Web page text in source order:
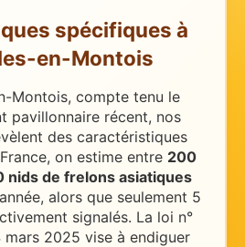
spécifiques à
en-Montois
Montois, compte tenu le
pavillonnaire récent, nos
des caractéristiques
on estime entre 200
de frelons asiatiques
alors que seulement 5
signalés. La loi n°
2025 vise à endiguer